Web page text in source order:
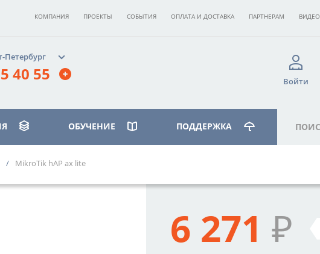
КОМПАНИЯ ПРОЕКТЫ СОБЫТИЯ ОПЛАТА И ДОСТАВКА ПАРТНЕРАМ ВИДЕО
Петербург
40 55 Войти
ОБУЧЕНИЕ ПОДДЕРЖКА
MikroTik hAP ax lite
6 271 ₽